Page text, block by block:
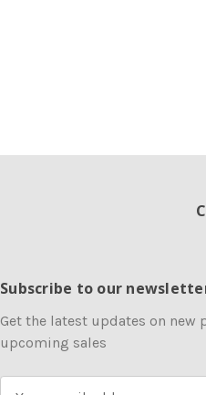
Subscribe to our
Get the latest updates on new
upcoming sales